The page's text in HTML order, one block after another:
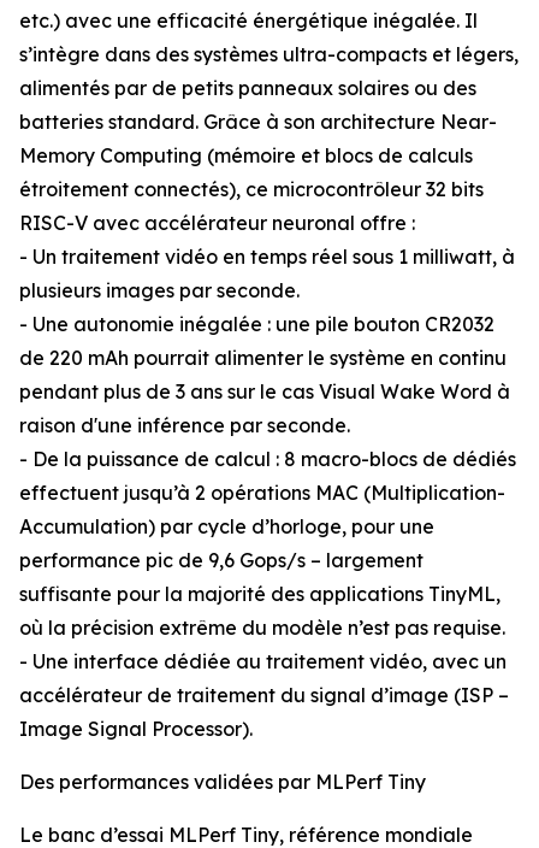
etc.) avec une efficacité énergétique inégalée. Il
s’intègre dans des systèmes ultra-compacts et légers,
alimentés par de petits panneaux solaires ou des
batteries standard. Grâce à son architecture Near-
Memory Computing (mémoire et blocs de calculs
étroitement connectés), ce microcontrôleur 32 bits
RISC-V avec accélérateur neuronal offre :
- Un traitement vidéo en temps réel sous 1 milliwatt, à
plusieurs images par seconde.
- Une autonomie inégalée : une pile bouton CR2032
de 220 mAh pourrait alimenter le système en continu
pendant plus de 3 ans sur le cas Visual Wake Word à
raison d'une inférence par seconde.
- De la puissance de calcul : 8 macro-blocs de dédiés
effectuent jusqu’à 2 opérations MAC (Multiplication-
Accumulation) par cycle d’horloge, pour une
performance pic de 9,6 Gops/s – largement
suffisante pour la majorité des applications TinyML,
où la précision extrême du modèle n’est pas requise.
- Une interface dédiée au traitement vidéo, avec un
accélérateur de traitement du signal d’image (ISP –
Image Signal Processor).
Des performances validées par MLPerf Tiny
Le banc d’essai MLPerf Tiny, référence mondiale